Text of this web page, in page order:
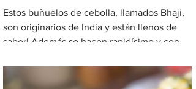
Estos buñuelos de cebolla, llamados Bhaji,
son originarios de India y están llenos de
sabor! Además se hacen rapidísimo y con